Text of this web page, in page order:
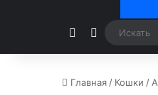
Случайная
Switch skin
Главная / Кошки /